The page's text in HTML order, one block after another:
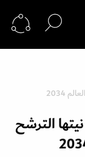
2034
الترشح